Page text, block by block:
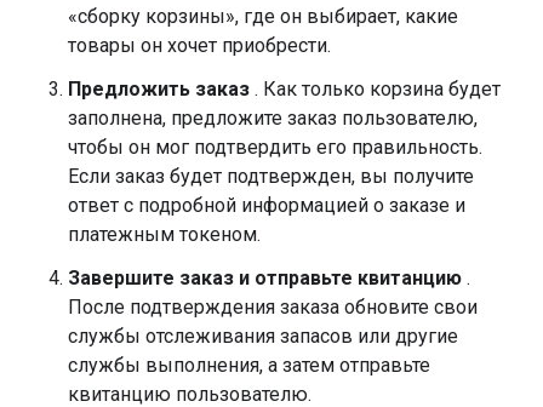
«сборку корзины», где он выбирает, какие
товары он хочет приобрести.
Предложить заказ . Как только корзина будет
заполнена, предложите заказ пользователю,
чтобы он мог подтвердить его правильность.
Если заказ будет подтвержден, вы получите
ответ с подробной информацией о заказе и
платежным токеном.
Завершите заказ и отправьте квитанцию .
После подтверждения заказа обновите свои
службы отслеживания запасов или другие
службы выполнения, а затем отправьте
квитанцию ​​пользователю.